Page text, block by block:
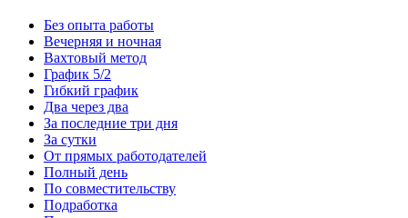
Без опыта работы
Вечерняя и ночная
Вахтовый метод
График 5/2
Гибкий график
Два через два
За последние три дня
За сутки
От прямых работодателей
Полный день
По совместительству
Подработка